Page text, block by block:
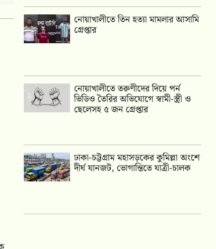
নোয়াখালীতে তিন হত্যা মামলার আসামি
গ্রেপ্তার
নোয়াখালীতে তরুণীদের দিয়ে পর্ন
ভিডিও তৈরির অভিযোগে স্বামী-স্ত্রী ও
ছেলেসহ ৫ জন গ্রেপ্তার
ঢাকা-চট্টগ্রাম মহাসড়কের কুমিল্লা অংশে
দীর্ঘ যানজট, ভোগান্তিতে যাত্রী-চালক